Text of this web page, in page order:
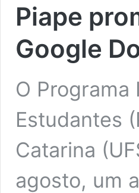
Piape
Google
O
Estudantes
Catarina
agosto, um